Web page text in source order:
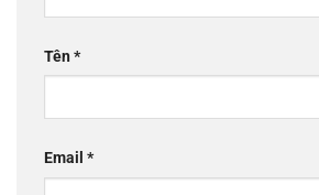
Tên*
Email *